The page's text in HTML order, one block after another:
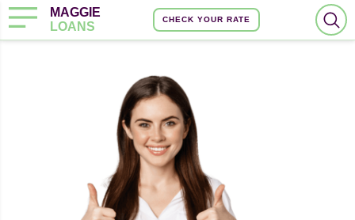
MAGGIE
LOANS
CHECK YOUR RATE